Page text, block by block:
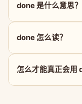
done 是什么意思？
done 怎么读？
怎么才能真正会用